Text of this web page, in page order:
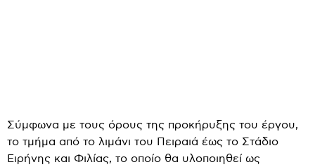
Σύμφωνα με τους όρους της προκήρυξης του έργου,
το τμήμα από το λιμάνι του Πειραιά έως το Στάδιο
Ειρήνης και Φιλίας, το οποίο θα υλοποιηθεί ως